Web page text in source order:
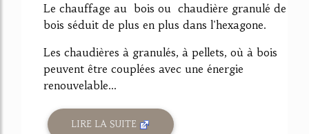
Le chauffage au bois ou chaudière granulé de
bois séduit de plus en plus dans l'hexagone.
Les chaudières à granulés, à pellets, où à bois
peuvent être couplées avec une énergie
renouvelable...
LIRE LA SUITE